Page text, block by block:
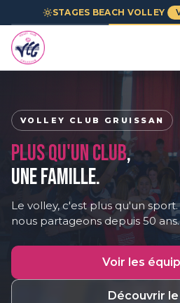
STAGES BEACH VOLLEY
VOLLEY CLUB GRUISSAN
PLUS QU'UN CLUB,
UNE FAMILLE.
Le volley, c'est plus qu'un
nous partageons depuis 50 ans.
Voir les
Découvrir